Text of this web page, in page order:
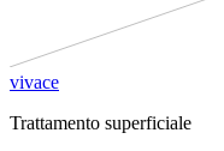
vivace
Trattamento superficiale